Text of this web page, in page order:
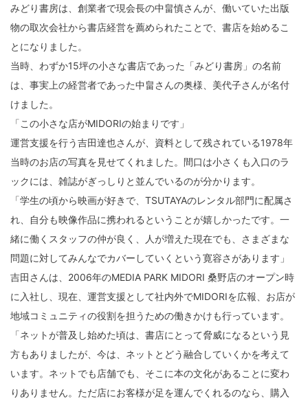
みどり書房は、創業者で現会長の中畠慎さんが、働いていた出版
物の取次会社から書店経営を薦められたことで、書店を始めるこ
とになりました。
当時、わずか15坪の小さな書店であった「みどり書房」の名前
は、事実上の経営者であった中畠さんの奥様、美代子さんが名付
けました。
「この小さな店がMIDORIの始まりです」
運営支援を行う吉田達也さんが、資料として残されている1978年
当時のお店の写真を見せてくれました。間口は小さくも入口のラ
ックには、雑誌がぎっしりと並んでいるのが分かります。
「学生の頃から映画が好きで、TSUTAYAのレンタル部門に配属さ
れ、自分も映像作品に携われるということが嬉しかったです。一
緒に働くスタッフの仲が良く、人が増えた現在でも、さまざまな
問題に対してみんなでカバーしていくという寛容さがあります」
吉田さんは、2006年のMEDIA PARK MIDORI 桑野店のオープン時
に入社し、現在、運営支援として社内外でMIDORIを広報、お店が
地域コミュニティの役割を担うための働きかけも行っています。
「ネットが普及し始めた頃は、書店にとって脅威になるという見
方もありましたが、今は、ネットとどう融合していくかを考えて
います。ネットでも店舗でも、そこに本の文化があることに変わ
りありません。ただ店にお客様が足を運んでくれるのなら、購入